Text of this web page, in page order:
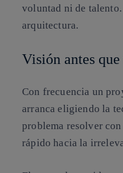
voluntad ni de
arquitectura.
Visión antes
Con frecuencia un
arranca eligiendo la
problema resolver
rápido hacia la